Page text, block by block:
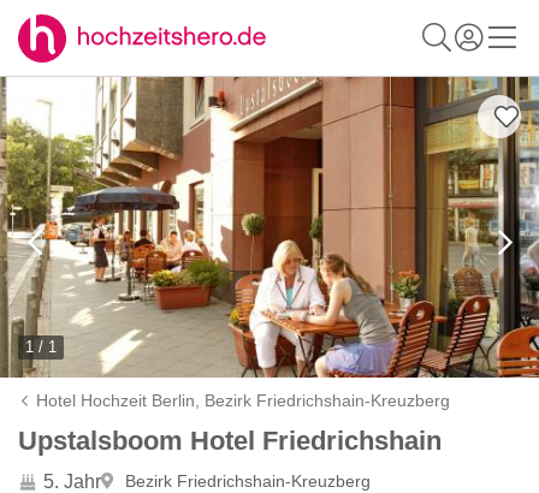
1 / 1
Hotel Hochzeit Berlin, Bezirk Friedrichshain-Kreuzberg
Upstalsboom Hotel Friedrichshain
5. Jahr Bezirk Friedrichshain-Kreuzberg